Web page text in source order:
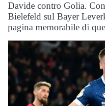
Davide contro Golia.
Bielefeld sul Bayer
pagina memorabile di